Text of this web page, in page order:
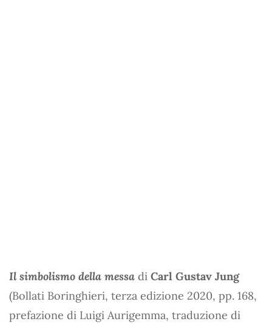
Il simbolismo della messa di Carl Gustav Jung
(Bollati Boringhieri, terza edizione 2020, pp. 168,
prefazione di Luigi Aurigemma, traduzione di